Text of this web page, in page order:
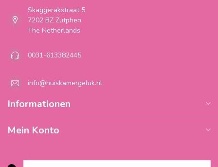
Skaggerakstraat 5
7202 BZ Zutphen
The Netherlands
0031-613382445
info@huiskamergeluk.nl
Informationen
Mein Konto